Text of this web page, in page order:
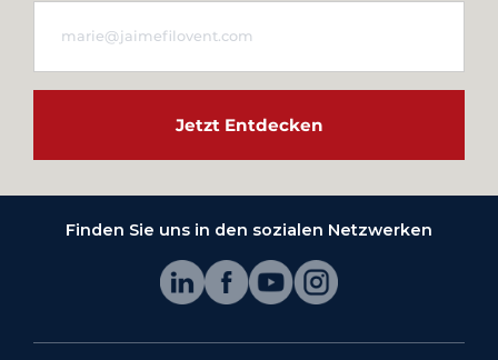
Jetzt Entdecken
Finden Sie uns in den sozialen Netzwerken